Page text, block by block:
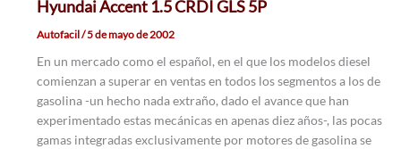
Hyundai Accent 1.5 CRDI GLS 5P
Autofacil/5 de mayo de 2002
En un mercado como el español, en el que los modelos diesel
comienzan a superar en ventas en todos los segmentos a los de
gasolina -un hecho nada extraño, dado el avance que han
experimentado estas mecánicas en apenas diez años-, las pocas
gamas integradas exclusivamente por motores de gasolina se